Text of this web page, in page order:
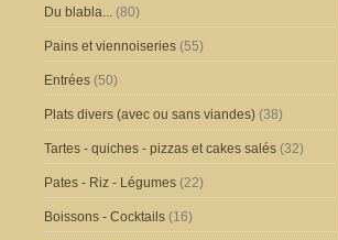
Du blabla... (80)
Pains et viennoiseries (55)
Entrées (50)
Plats divers (avec ou sans viandes) (38)
Tartes - quiches - pizzas et cakes salés (32)
Pates - Riz - Légumes (22)
Boissons - Cocktails (16)